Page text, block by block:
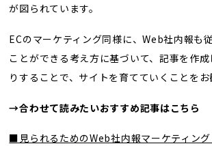
が図られています。
ECのマーケティング同様に、Web社内報も
ことができる考え方に基づいて、記事を作
りすることで、サイトを育てていくことをお
→合わせて読みたいおすすめ記事はこちら
■見られるためのWeb社内報マーケティング